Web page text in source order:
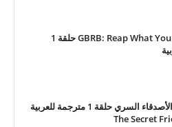
برنامج GBRB: Reap What You Sow حلقة 1
برنامج نادي الأصدقاء السري حلقة 1 مترجمة للعربية